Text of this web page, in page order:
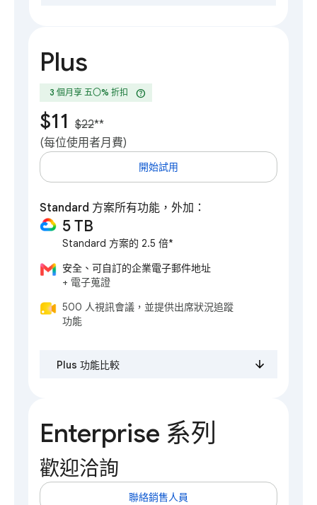
Plus
3 個月享 五〇% 折扣 help
$11 $22**
(每位使用者月費)
開始試用
Standard 方案所有功能，外加：
5 TB
Standard 方案的 2.5 倍*
安全、可自訂的企業電子郵件地址
+ 電子蒐證
500 人視訊會議，並提供出席狀況追蹤
功能
Plus 功能比較
Enterprise 系列
歡迎洽詢
聯絡銷售人員